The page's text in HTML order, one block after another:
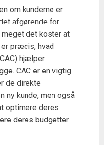
om kunderne er
afgørende for
det koster at
præcis, hvad
hjælper
CAC er en vigtig
de direkte
ny kunde, men også
optimere deres
deres budgetter